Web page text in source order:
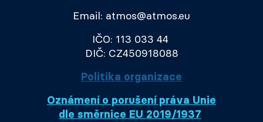
Email: atmos@atmos.eu
IČO: 113 033 44
DIČ: CZ450918088
Politika organizace
Oznámení o porušení práva Unie
dle směrnice EU 2019/1937